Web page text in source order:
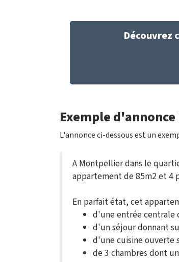
Découvrez
Exemple
L'annonce ci-dessous est un
A Montpellier dans le
appartement de 85m2 et 4
En parfait état, cet
d'une entrée centrale
d'un séjour donnant
d'une cuisine ouverte
de 3 chambres dont